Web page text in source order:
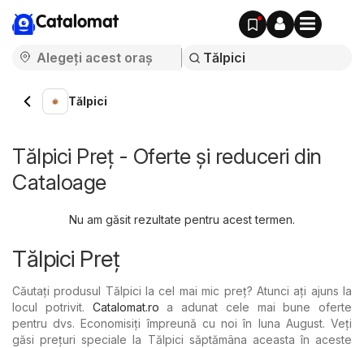
Catalomat
Tălpici
Tălpici Preț - Oferte și reduceri din
Cataloage
Nu am găsit rezultate pentru acest termen.
Tălpici Preț
Căutați produsul Tălpici la cel mai mic preț? Atunci ați ajuns la
locul potrivit. Catalomat.ro a adunat cele mai bune oferte
pentru dvs. Economisiți împreună cu noi în luna August. Veți
găsi prețuri speciale la Tălpici săptămâna aceasta în aceste